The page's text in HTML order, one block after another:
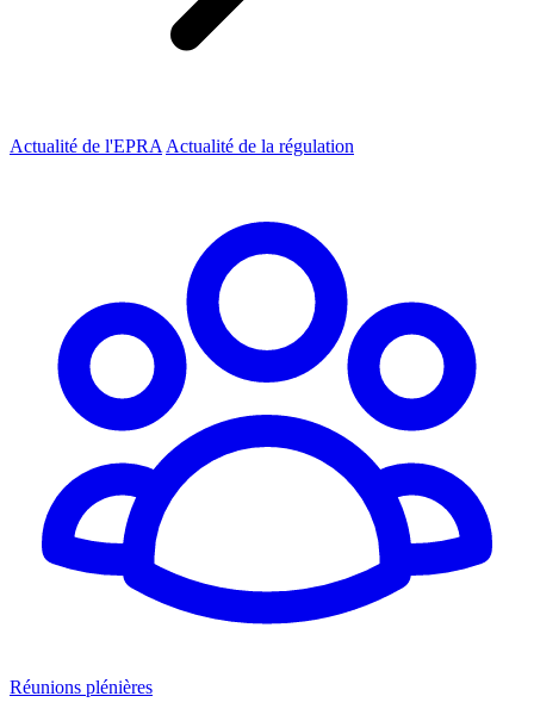
Actualité de l'EPRA Actualité de la régulation
Réunions plénières